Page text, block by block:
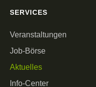
SERVICES
Veranstaltungen
Job-Börse
Aktuelles
Info-Center